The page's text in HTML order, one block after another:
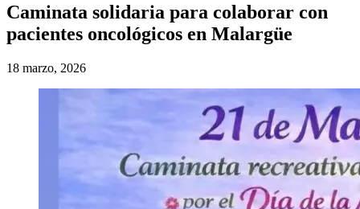
Caminata solidaria para colaborar con
pacientes oncológicos en Malargüe
18 marzo, 2026